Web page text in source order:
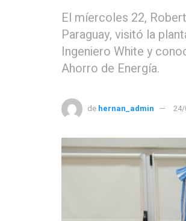
El míercoles 22,
Paraguay, visitó la
Ingeniero White y
Ahorro de Energía.
de hernan_admin